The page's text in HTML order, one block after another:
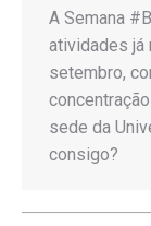
A Semana
atividades já
setembro,
sede da
consigo?